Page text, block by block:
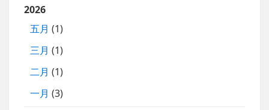
2026
五月 (1)
三月 (1)
二月 (1)
一月 (3)